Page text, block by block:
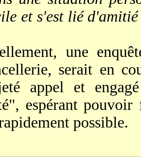
et s'est lié
une
serait en
appel et
espérant
possible.